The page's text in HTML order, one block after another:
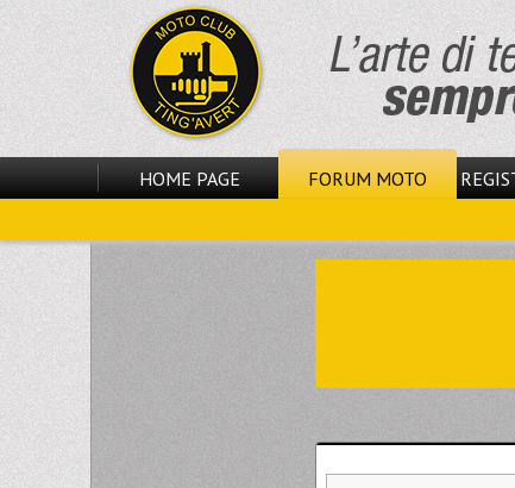
HOME PAGE FORUM MOTO